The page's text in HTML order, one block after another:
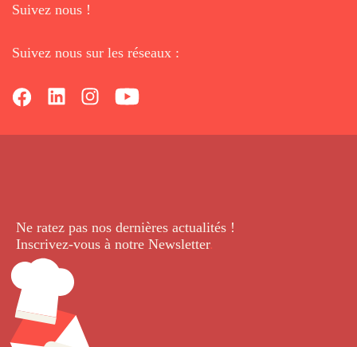
Suivez nous !
Suivez nous sur les réseaux :
Ne ratez pas nos dernières actualités !
Inscrivez-vous à notre Newsletter.